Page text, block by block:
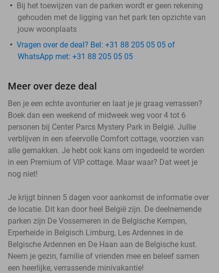
Bij het toewijzen van de parken wordt er geen rekening
gehouden met de ligging van het park ten opzichte van
jouw woonplaats
Vragen over de deal? Bel: +31 88 205 05 05 of
WhatsApp met: +31 88 205 05 05
Meer over deze deal
Ben je een echte avonturier en laat je je graag verrassen?
Boek dan een weekend of midweek weg voor 4 tot 6
personen bij Center Parcs Mystery Park in België. Jullie
verblijven in een sfeervolle Comfort cottage, voorzien van
alle gemakken. Je hebt ook kans om ingedeeld te worden
in een Premium of VIP cottage. Maar waar? Dat weet je
nog niet!
Je krijgt binnen 5 dagen voor aankomst de informatie over
de locatie. Dit kan door heel België zijn. De deelnemende
parken zijn De Vossemeren in de Belgische Kempen,
Erperheide in Belgisch Limburg, Les Ardennes in de
Belgische Ardennen en De Haan aan de Belgische kust.
Neem je gezin, familie of vrienden mee en beleef samen
een heerlijke, verrassende minivakantie!